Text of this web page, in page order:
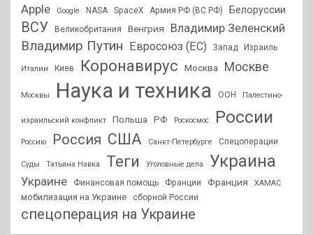
Apple Google NASA SpaceX Армия РФ (ВС РФ) Белоруссии
ВСУ Великобритания Венгрия Владимир Зеленский
Владимир Путин Евросоюз (ЕС) Запад Израиль
Италии Киев Коронавирус Москва Москве
Москвы Наука и техника ООН Палестино-
израильский конфликт Польша РФ Роскосмос России
Россию Россия США Санкт-Петербурге Спецоперации
Суды Татьяна Навка Теги Уголовные дела Украина
Украине Финансовая помощь Франции Франция ХАМАС
мобилизация на Украине сборной России
спецоперация на Украине